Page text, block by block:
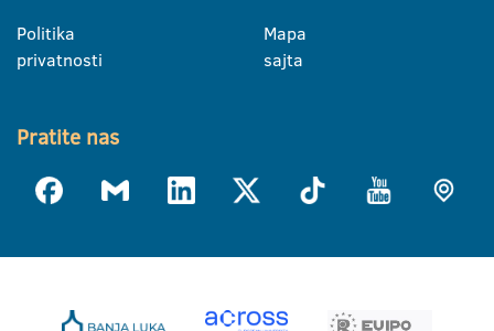
Politika
privatnosti
Mapa
sajta
Pratite nas